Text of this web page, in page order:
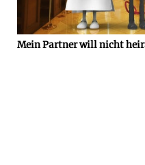
Mein Partner will nicht